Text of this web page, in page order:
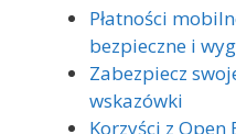
Płatności
bezpieczne i
Zabezpiecz
wskazówki
Korzyści z Open